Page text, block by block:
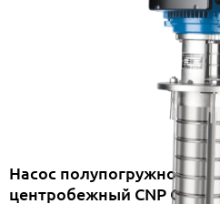
Насос полупогружной
центробежный CNP